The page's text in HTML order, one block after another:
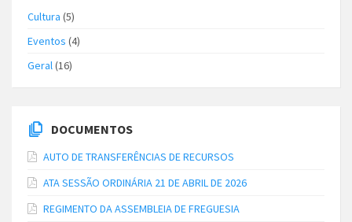
Cultura (5)
Eventos (4)
Geral(16)
DOCUMENTOS
AUTO DE TRANSFERÊNCIAS DE RECURSOS
ATA SESSÃO ORDINÁRIA 21 DE ABRIL DE 2026
REGIMENTO DA ASSEMBLEIA DE FREGUESIA